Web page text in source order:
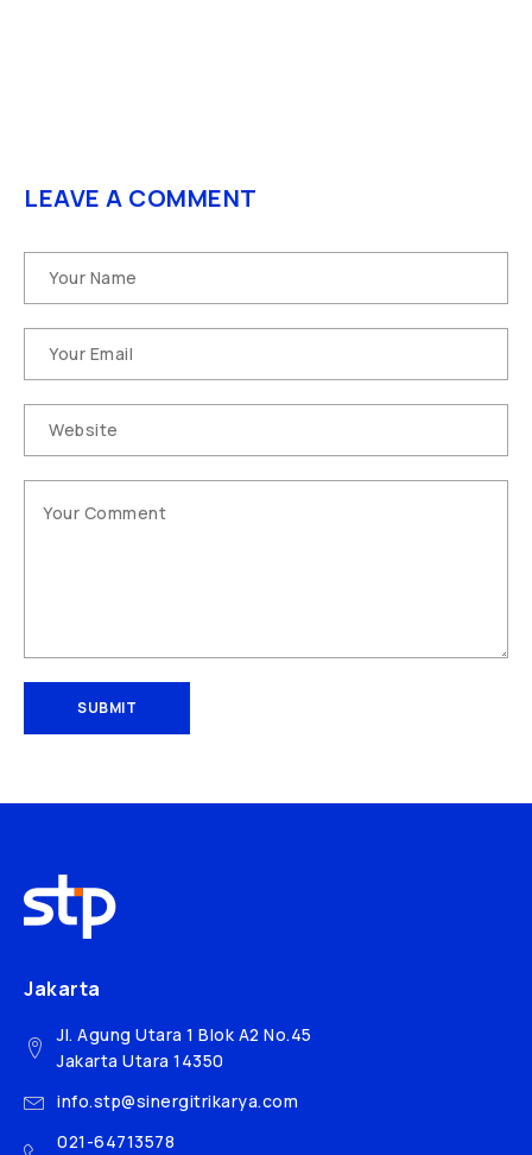
LEAVE A COMMENT
SUBMIT
Jakarta
Jl. Agung Utara 1 Blok A2 No.45
Jakarta Utara 14350
info.stp@sinergitrikarya.com
021-64713578